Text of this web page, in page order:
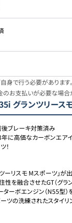
で行う必要があります
お支払いが必要な場合
グランツリース
後ブレーキ対策済み
に高価なカーボンエア
！
ーリスモ Mスポーツ」が
を融合させたGT（グラン
ーボエンジン（N55型）
ーツの洗練されたスタイ